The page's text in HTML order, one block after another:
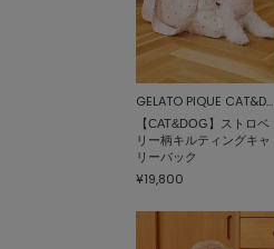
GELATO PIQUE CAT&DOG
【CAT&DOG】ストロベ
リー柄キルティングキャ
リーバック
¥19,800